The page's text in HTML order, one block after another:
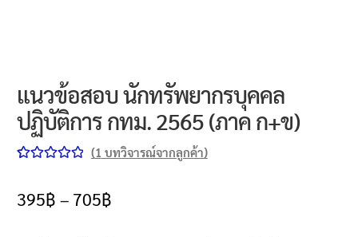
แนวข้อสอบ นักทรัพยากรบุคคล
ปฏิบัติการ กทม. 2565 (ภาค ก+ข)
คะแนนเต็ม
(1 บทวิจารณ์จากลูกค้า)
395฿ – 705฿